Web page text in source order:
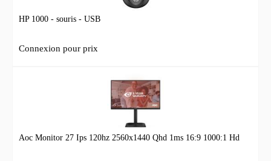
HP 1000 - souris - USB
Connexion pour prix
Aoc Monitor 27 Ips 120hz 2560x1440 Qhd 1ms 16:9 1000:1 Hd